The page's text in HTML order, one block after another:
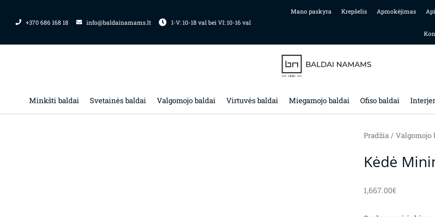
+370 686 168 18 info@baldainamams.lt I-V: 10-18 val bei VI: 10-16 val
Mano paskyra Krepšelis Apmokėjimas
Minkšti baldai Svetainės baldai Valgomojo baldai Virtuvės baldai Miegamojo baldai Ofiso baldai
Pradžia/ Valgomojo
Kėdė
1,667.00€